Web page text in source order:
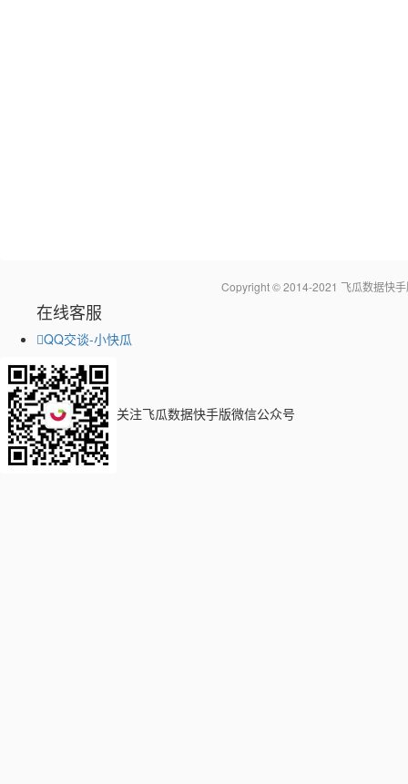
Copyright © 2014-2021 飞瓜数据快
在线客服
QQ交谈-小快瓜
关注飞瓜数据快手版微信公众号